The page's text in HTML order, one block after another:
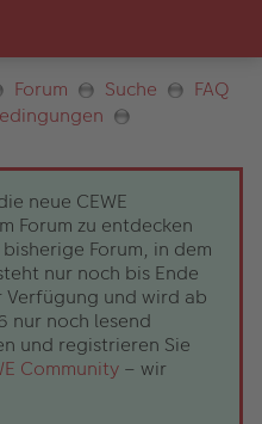
Forum Suche
FAQ
neue CEWE
Forum zu entdecken
Forum, in dem
nur noch bis Ende
und wird ab
nur noch lesend
und registrieren Sie
Community – wir